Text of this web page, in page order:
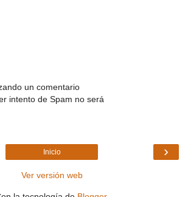
un comentario
intento de Spam no será
›
Inicio
Ver versión web